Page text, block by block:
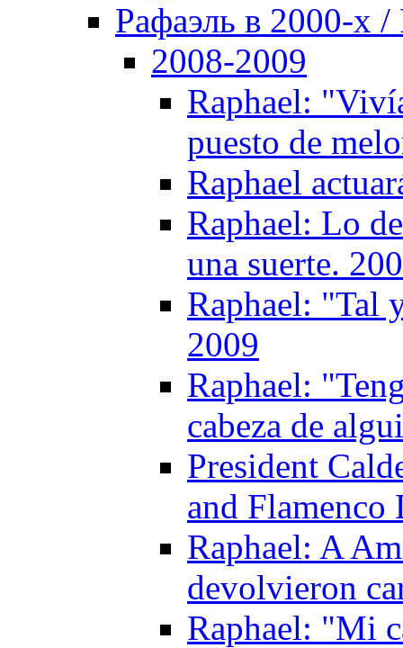
Рафаэль в 2000-х /
2008-2009
Raphael:
puesto de
Raphael
Raphael: Lo
una suerte.
Raphael: "Tal
2009
Raphael:
cabeza de
President
and Flamenco
Raphael: A
devolvieron
Raphael: "Mi